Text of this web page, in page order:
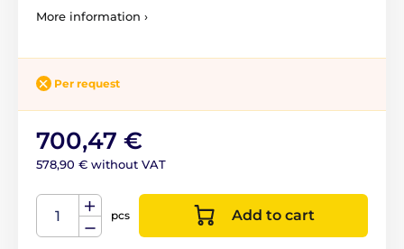
More information ›
Per request
700,47 €
578,90 € without VAT
pcs Add to cart